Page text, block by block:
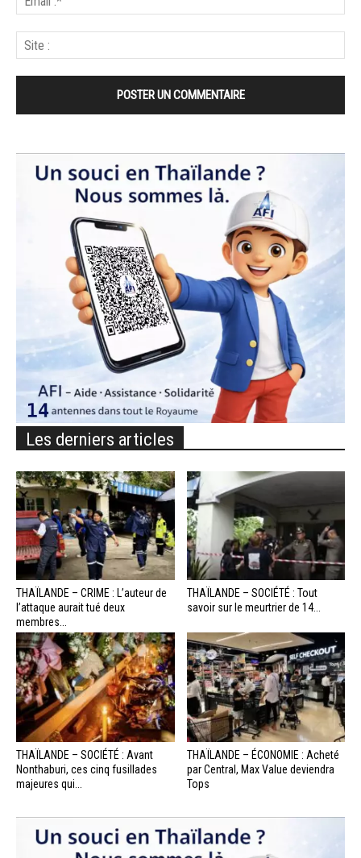
Les derniers articles
THAÏLANDE – CRIME : L’auteur de
l’attaque aurait tué deux
membres...
THAÏLANDE – SOCIÉTÉ : Tout
savoir sur le meurtrier de 14...
THAÏLANDE – SOCIÉTÉ : Avant
Nonthaburi, ces cinq fusillades
majeures qui...
THAÏLANDE – ÉCONOMIE : Acheté
par Central, Max Value deviendra
Tops